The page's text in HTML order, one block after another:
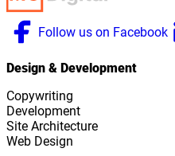
Follow us on Facebook
Design & Development
Copywriting
Development
Site Architecture
Web Design